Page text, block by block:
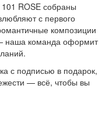
ROSE собраны
с первого
композиции
наша команда оформит
с подписью в подарок,
— всё, чтобы вы